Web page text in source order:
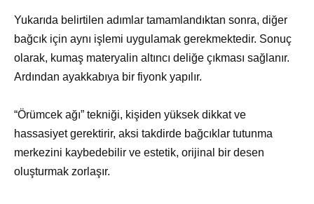
Yukarıda belirtilen adımlar tamamlandıktan sonra, diğer
bağcık için aynı işlemi uygulamak gerekmektedir. Sonuç
olarak, kumaş materyalin altıncı deliğe çıkması sağlanır.
Ardından ayakkabıya bir fiyonk yapılır.
“Örümcek ağı” tekniği, kişiden yüksek dikkat ve
hassasiyet gerektirir, aksi takdirde bağcıklar tutunma
merkezini kaybedebilir ve estetik, orijinal bir desen
oluşturmak zorlaşır.